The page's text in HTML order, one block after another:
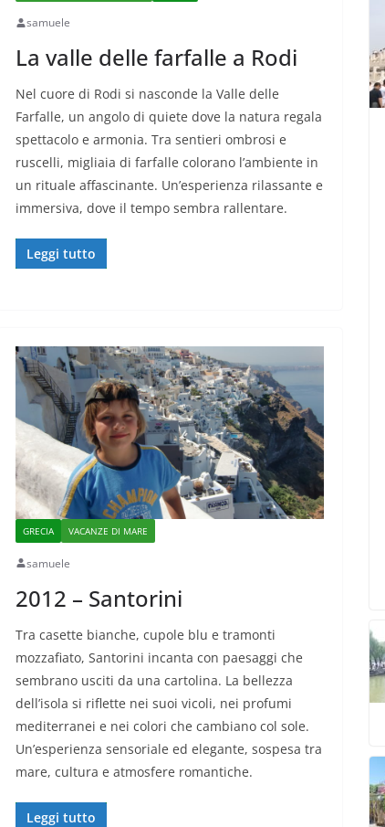
samuele
La valle delle farfalle a Rodi
Nel cuore di Rodi si nasconde la Valle delle
Farfalle, un angolo di quiete dove la natura regala
spettacolo e armonia. Tra sentieri ombrosi e
ruscelli, migliaia di farfalle colorano l’ambiente in
un rituale affascinante. Un’esperienza rilassante e
immersiva, dove il tempo sembra rallentare.
Leggi tutto
GRECIA VACANZE DI MARE
samuele
2012 – Santorini
Tra casette bianche, cupole blu e tramonti
mozzafiato, Santorini incanta con paesaggi che
sembrano usciti da una cartolina. La bellezza
dell’isola si riflette nei suoi vicoli, nei profumi
mediterranei e nei colori che cambiano col sole.
Un’esperienza sensoriale ed elegante, sospesa tra
mare, cultura e atmosfere romantiche.
Leggi tutto